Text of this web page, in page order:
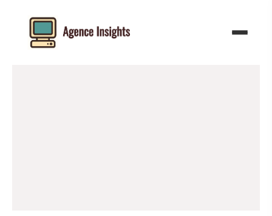
contenu